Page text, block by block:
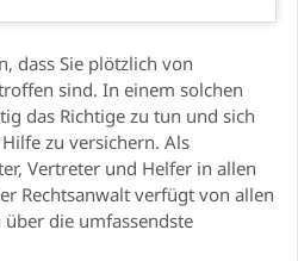
dass Sie plötzlich von
sind. In einem solchen
das Richtige zu tun und sich
zu versichern. Als
Vertreter und Helfer in allen
Rechtsanwalt verfügt von allen
die umfassendste